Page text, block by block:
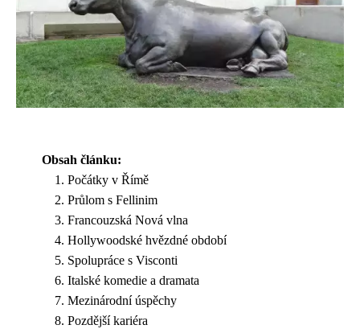
Obsah článku:
Počátky v Římě
Průlom s Fellinim
Francouzská Nová vlna
Hollywoodské hvězdné období
Spolupráce s Visconti
Italské komedie a dramata
Mezinárodní úspěchy
Pozdější kariéra